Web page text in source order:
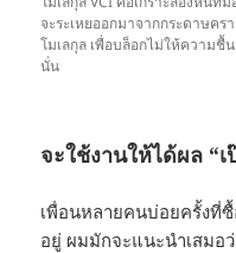
จะระเหยออกมาจากกระดาษค
โมเลกุล เพื่อบล็อกไม่ให้ความชื้
นั่น
จะใช้งานให้ได้ผล “
เพื่อนหลายคนบ่อยครั้งที่
อยู่ ผมมักจะแนะนำเสมอ